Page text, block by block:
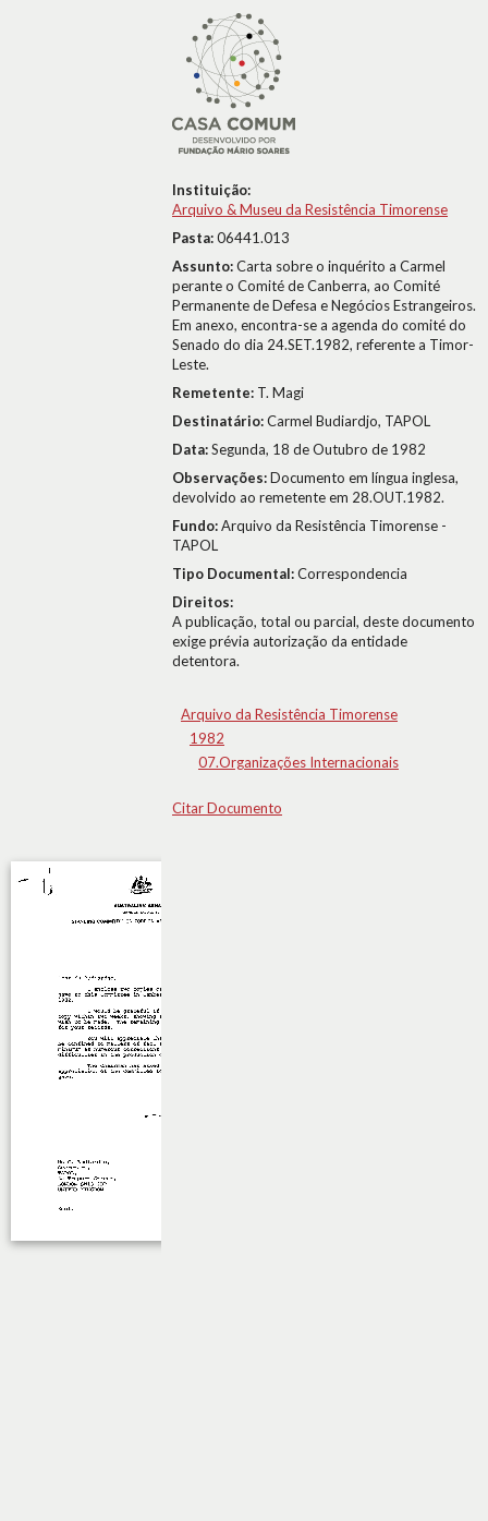
Instituição:
Arquivo & Museu da Resistência Timorense
Pasta:06441.013
Assunto:Carta sobre o inquérito a Carmel
perante o Comité de Canberra, ao Comité
Permanente de Defesa e Negócios Estrangeiros.
Em anexo, encontra-se a agenda do comité do
Senado do dia 24.SET.1982, referente a Timor-
Leste.
Remetente: T. Magi
Destinatário:Carmel Budiardjo, TAPOL
Data:Segunda, 18 de Outubro de 1982
Observações:Documento em língua inglesa,
devolvido ao remetente em 28.OUT.1982.
Fundo:Arquivo da Resistência Timorense -
TAPOL
Tipo Documental:Correspondencia
Direitos:
A publicação, total ou parcial, deste documento
exige prévia autorização da entidade
detentora.
Arquivo da Resistência Timorense
1982
07.Organizações Internacionais
Citar Documento